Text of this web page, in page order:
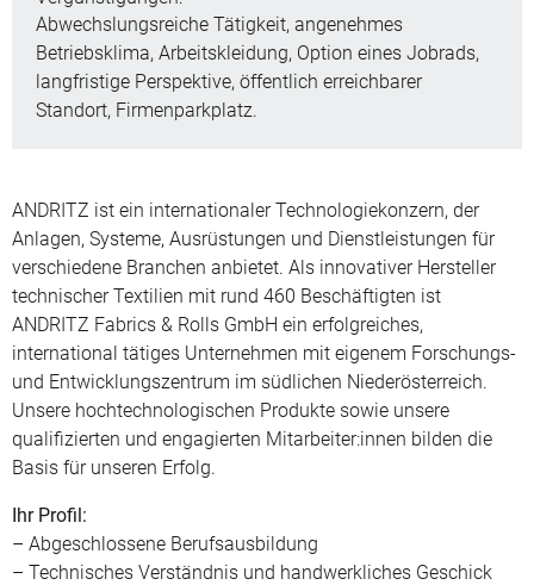
Abwechslungsreiche Tätigkeit, angenehmes
Betriebsklima, Arbeitskleidung, Option eines Jobrads,
langfristige Perspektive, öffentlich erreichbarer
Standort, Firmenparkplatz.
ANDRITZ ist ein internationaler Technologiekonzern, der
Anlagen, Systeme, Ausrüstungen und Dienstleistungen für
verschiedene Branchen anbietet. Als innovativer Hersteller
technischer Textilien mit rund 460 Beschäftigten ist
ANDRITZ Fabrics & Rolls GmbH ein erfolgreiches,
international tätiges Unternehmen mit eigenem Forschungs-
und Entwicklungszentrum im südlichen Niederösterreich.
Unsere hochtechnologischen Produkte sowie unsere
qualifizierten und engagierten Mitarbeiter:innen bilden die
Basis für unseren Erfolg.
Ihr Profil:
– Abgeschlossene Berufsausbildung
– Technisches Verständnis und handwerkliches Geschick